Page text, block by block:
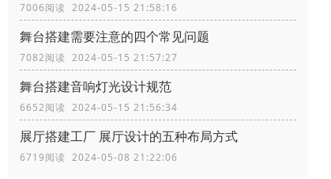
7006阅读 2024-05-15 21:58:16
舞台搭建需要注意的四个常见问题
7082阅读 2024-05-15 21:57:27
舞台搭建音响灯光设计规范
6652阅读 2024-05-15 21:56:34
展厅搭建工厂 展厅设计的五种布局方式
6719阅读 2024-05-08 21:22:06